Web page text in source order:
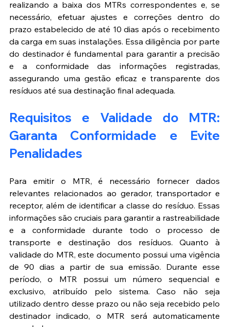
realizando a baixa dos MTRs correspondentes e, se
necessário, efetuar ajustes e correções dentro do
prazo estabelecido de até 10 dias após o recebimento
da carga em suas instalações. Essa diligência por parte
do destinador é fundamental para garantir a precisão
e a conformidade das informações registradas,
assegurando uma gestão eficaz e transparente dos
resíduos até sua destinação final adequada.
Requisitos e Validade do MTR:
Garanta Conformidade e Evite
Penalidades
Para emitir o MTR, é necessário fornecer dados
relevantes relacionados ao gerador, transportador e
receptor, além de identificar a classe do resíduo. Essas
informações são cruciais para garantir a rastreabilidade
e a conformidade durante todo o processo de
transporte e destinação dos resíduos. Quanto à
validade do MTR, este documento possui uma vigência
de 90 dias a partir de sua emissão. Durante esse
período, o MTR possui um número sequencial e
exclusivo, atribuído pelo sistema. Caso não seja
utilizado dentro desse prazo ou não seja recebido pelo
destinador indicado, o MTR será automaticamente